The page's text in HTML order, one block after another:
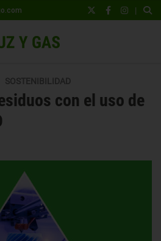
|
SOSTENIBILIDAD
con el uso de